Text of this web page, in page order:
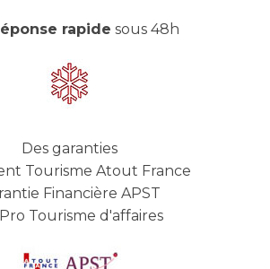
rapide sous 48h
Des garanties
Tourisme Atout France
Financière APST
Tourisme d'affaires